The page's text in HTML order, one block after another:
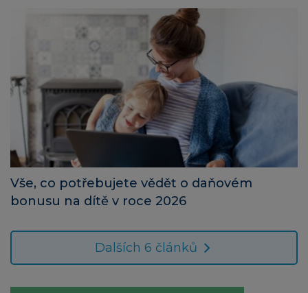
Vše, co potřebujete vědět o daňovém
bonusu na dítě v roce 2026
Dalších 6 článků